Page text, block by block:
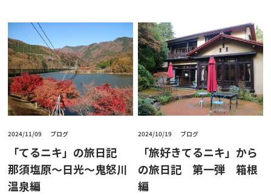
2024/11/09 ブログ
「てるニキ」の旅日記
那須塩原～日光～鬼怒川
温泉編
2024/10/19 ブログ
「旅好きてるニキ」から
の旅日記 第一弾 箱根
編